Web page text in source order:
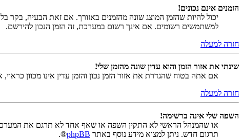
הזמנים אינם נכונים!
יכול להיות שהזמן המוצג שונה מהזמנים באזורך. אם זאת הבעיה, בקר
למשתמשים רשומים. אם אינך רשום במערכת, זה הזמן הנכון להירשם.
חזרה למעלה
שינתי את אזור הזמן והוא עדין שונה מהזמן שלי!
אם אתה בטוח שהגדרת את אזור הזמן נכון והזמן עדין אינו מכוון
חזרה למעלה
השפה שלי אינה ברשימה!
או שהמנהל הראשי לא התקין השפה או שאף אחד לא תרגם את
תרגום חדש. ניתן למצוא מידע נוסף באתר phpBB
®.